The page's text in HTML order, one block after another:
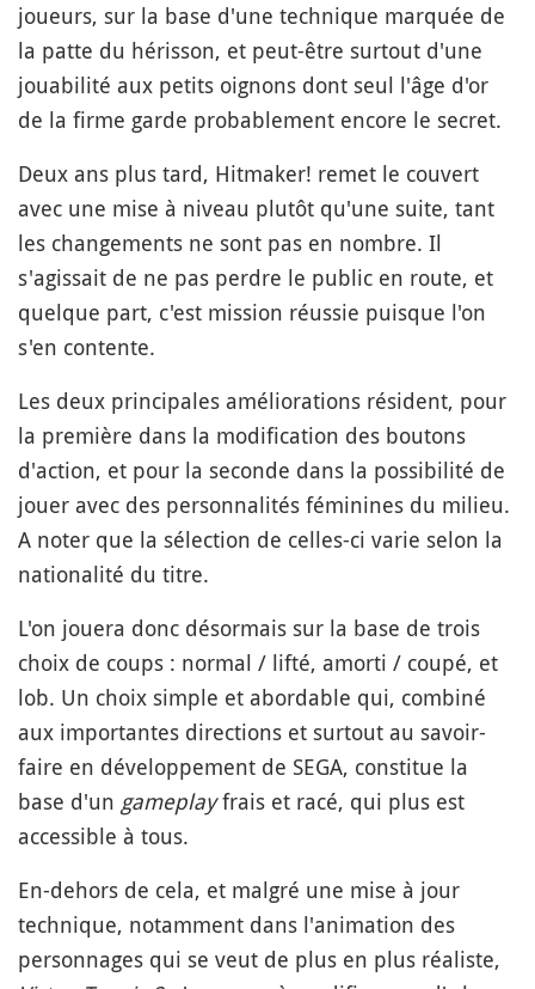
joueurs, sur la base d'une technique marquée de
la patte du hérisson, et peut-être surtout d'une
jouabilité aux petits oignons dont seul l'âge d'or
de la firme garde probablement encore le secret.
Deux ans plus tard, Hitmaker! remet le couvert
avec une mise à niveau plutôt qu'une suite, tant
les changements ne sont pas en nombre. Il
s'agissait de ne pas perdre le public en route, et
quelque part, c'est mission réussie puisque l'on
s'en contente.
Les deux principales améliorations résident, pour
la première dans la modification des boutons
d'action, et pour la seconde dans la possibilité de
jouer avec des personnalités féminines du milieu.
A noter que la sélection de celles-ci varie selon la
nationalité du titre.
L'on jouera donc désormais sur la base de trois
choix de coups : normal / lifté, amorti / coupé, et
lob. Un choix simple et abordable qui, combiné
aux importantes directions et surtout au savoir-
faire en développement de SEGA, constitue la
base d'un gameplayfrais et racé, qui plus est
accessible à tous.
En-dehors de cela, et malgré une mise à jour
technique, notamment dans l'animation des
personnages qui se veut de plus en plus réaliste,